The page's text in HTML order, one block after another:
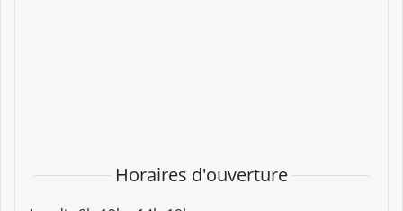
Horaires d'ouverture